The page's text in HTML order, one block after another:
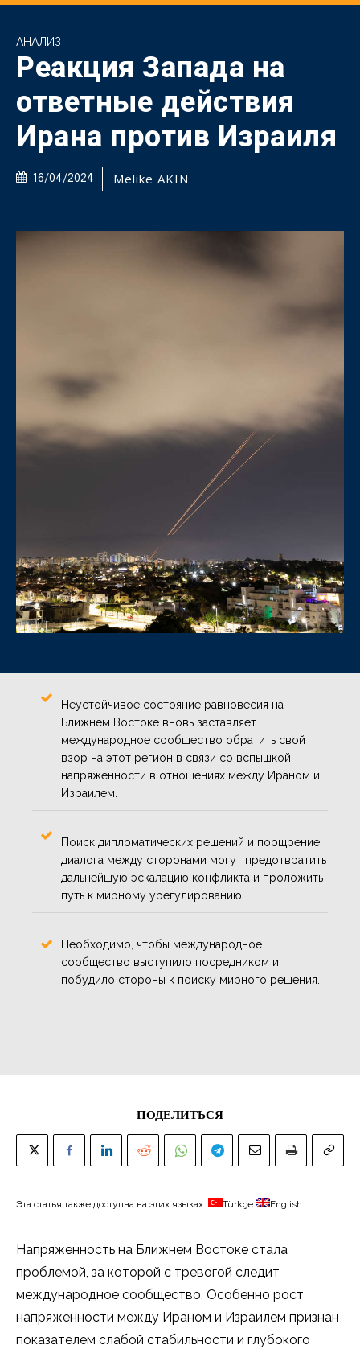
АНАЛИЗ
Реакция Запада на
ответные действия
Ирана против Израиля
16/04/2024 Melike AKIN
Неустойчивое состояние равновесия на
Ближнем Востоке вновь заставляет
международное сообщество обратить свой
взор на этот регион в связи со вспышкой
напряженности в отношениях между Ираном и
Израилем.
Поиск дипломатических решений и поощрение
диалога между сторонами могут предотвратить
дальнейшую эскалацию конфликта и проложить
путь к мирному урегулированию.
Необходимо, чтобы международное
сообщество выступило посредником и
побудило стороны к поиску мирного решения.
ПОДЕЛИТЬСЯ
Эта статья также доступна на этих языках: Türkçe English
Напряженность на Ближнем Востоке стала
проблемой, за которой с тревогой следит
международное сообщество. Особенно рост
напряженности между Ираном и Израилем признан
показателем слабой стабильности и глубокого